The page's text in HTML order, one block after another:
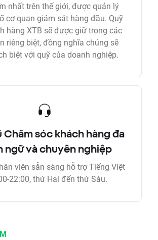
nhất trên thế giới, được quản lý
cơ quan giám sát hàng đầu. Quỹ
hàng XTB sẽ được giữ trong các
riêng biệt, đồng nghĩa chúng sẽ
biệt với quỹ của doanh nghiệp.
sóc khách hàng đa
ngữ và chuyên nghiệp
viên sẵn sàng hỗ trợ Tiếng Việt
22:00, thứ Hai đến thứ Sáu.